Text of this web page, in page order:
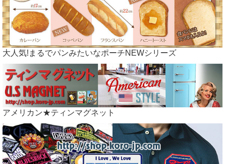
大人気!まるでパンみたいなポーチNEWシリーズ
アメリカン★ティンマグネット